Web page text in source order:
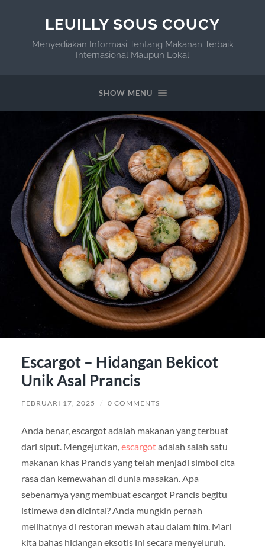
LEUILLY SOUS COUCY
Menyediakan Informasi Tentang Makanan Terbaik
Internasional Maupun Lokal
SHOW MENU
Escargot – Hidangan Bekicot
Unik Asal Prancis
FEBRUARI 17, 2025 / 0 COMMENTS
Anda benar, escargot adalah makanan yang terbuat
dari siput. Mengejutkan,escargotadalah salah satu
makanan khas Prancis yang telah menjadi simbol cita
rasa dan kemewahan di dunia masakan. Apa
sebenarnya yang membuat escargot Prancis begitu
istimewa dan dicintai? Anda mungkin pernah
melihatnya di restoran mewah atau dalam film. Mari
kita bahas hidangan eksotis ini secara menyeluruh.